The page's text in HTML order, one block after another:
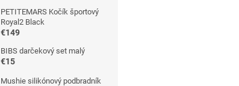
PETITEMARS Kočík športový
Royal2 Black
€149
BIBS darčekový set malý
€15
Mushie silikónový podbradník